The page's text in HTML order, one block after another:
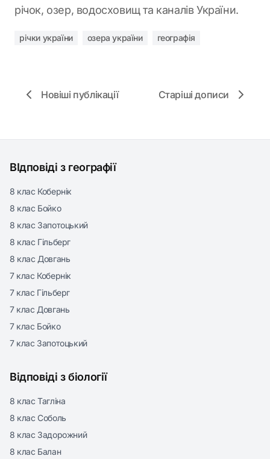
річок, озер, водосховищ та каналів України.
річки україни озера україни географія
Новіші публікації Старіші дописи
ВІдповіді з географії
8 клас Кобернік
8 клас Бойко
8 клас Запотоцький
8 клас Гільберг
8 клас Довгань
7 клас Кобернік
7 клас Гільберг
7 клас Довгань
7 клас Бойко
7 клас Запотоцький
Відповіді з біології
8 клас Тагліна
8 клас Соболь
8 клас Задорожний
8 клас Балан